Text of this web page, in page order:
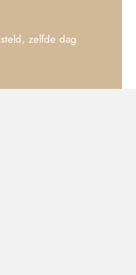
zelfde dag